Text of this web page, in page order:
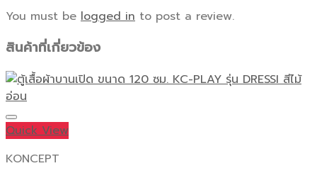
You must be logged in to post a review.
สินค้าที่เกี่ยวข้อง
Quick View
KONCEPT